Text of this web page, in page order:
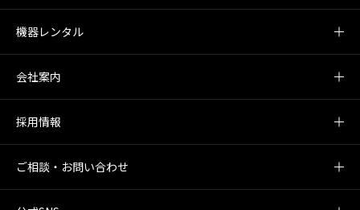
機器レンタル
会社案内
採用情報
ご相談・お問い合わせ